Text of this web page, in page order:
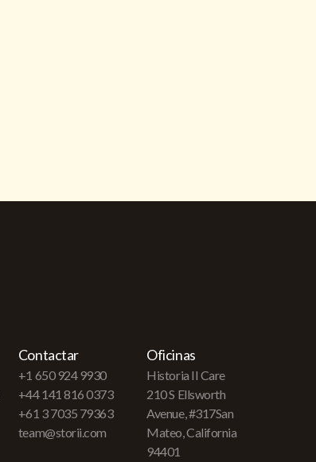
Contactar
+1 650 924 9930
+44 141 816 0373
+61 3 7035 79363
team@storii.com
Oficinas
Historia II Care
210 S Ellsworth
Avenue, #317San
Mateo, California
94401